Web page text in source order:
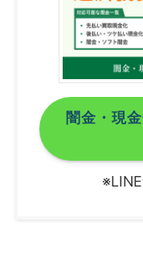
闇金・現